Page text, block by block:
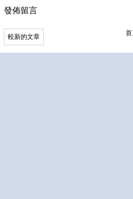
發佈留言
較新的文章